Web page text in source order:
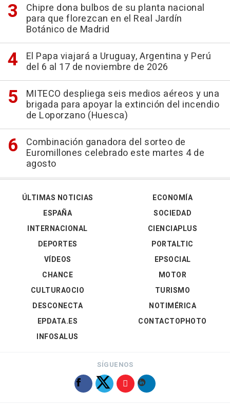
Chipre dona bulbos de su planta nacional
para que florezcan en el Real Jardín
Botánico de Madrid
El Papa viajará a Uruguay, Argentina y Perú
del 6 al 17 de noviembre de 2026
MITECO despliega seis medios aéreos y una
brigada para apoyar la extinción del incendio
de Loporzano (Huesca)
Combinación ganadora del sorteo de
Euromillones celebrado este martes 4 de
agosto
ÚLTIMAS NOTICIAS
ESPAÑA
INTERNACIONAL
DEPORTES
VÍDEOS
ECONOMÍA
SOCIEDAD
CIENCIAPLUS
PORTALTIC
EPSOCIAL
CHANCE
CULTURAOCIO
DESCONECTA
EPDATA.ES
INFOSALUS
MOTOR
TURISMO
NOTIMÉRICA
CONTACTOPHOTO
SÍGUENOS